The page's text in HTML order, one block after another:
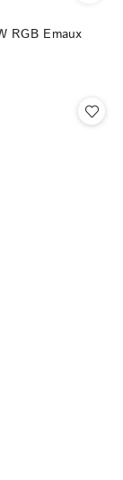
RGB Emaux